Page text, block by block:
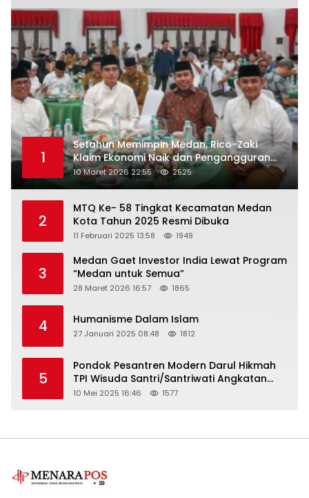
1
Setahun Memimpin Medan, Rico-Zaki
Klaim Ekonomi Naik dan Pengangguran
Turun
10 Maret 2026 22:55 2525
2
MTQ Ke- 58 Tingkat Kecamatan Medan
Kota Tahun 2025 Resmi Dibuka
11 Februari 2025 13:58 1949
3
Medan Gaet Investor India Lewat Program
“Medan untuk Semua”
28 Maret 2026 16:57 1865
4 Humanisme Dalam Islam
27 Januari 2025 08:48 1812
5
Pondok Pesantren Modern Darul Hikmah
TPI Wisuda Santri/Santriwati Angkatan
XXXIII
10 Mei 2025 16:46 1577